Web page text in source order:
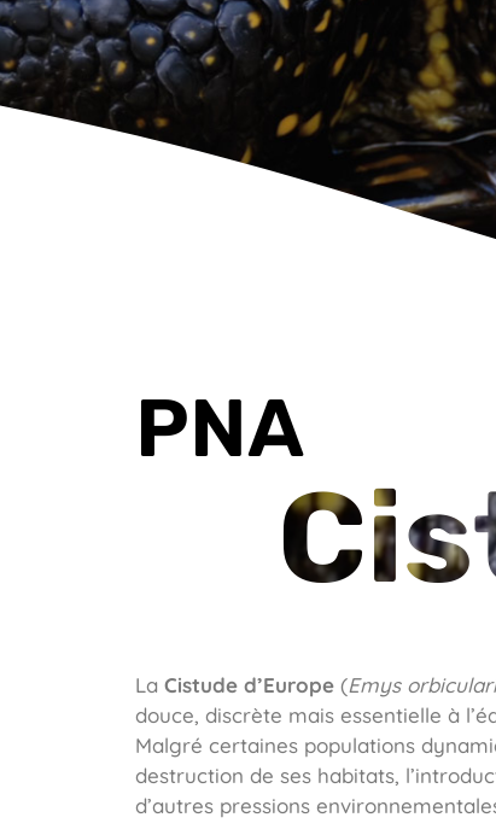
PNA
La Cistude d’Europe (Emys
douce, discrète mais essentielle à
Malgré certaines populations
destruction de ses habitats,
d’autres pressions